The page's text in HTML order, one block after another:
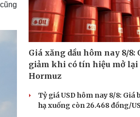
Giá xăng dầu hôm nay 8/8:
giảm khi có tín hiệu mở lại
Hormuz
Tỷ giá USD hôm nay 8/8: Giá
hạ xuống còn 26.468 đồng/